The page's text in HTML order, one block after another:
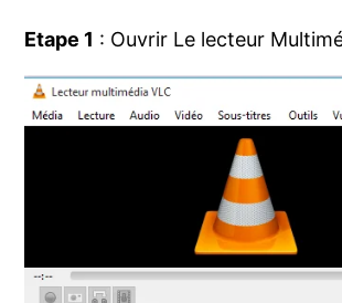
Etape 1 : Ouvrir Le lecteur